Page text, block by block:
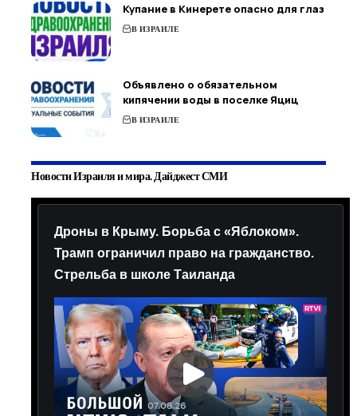
Купание в Кинерете опасно для глаз
В ИЗРАИЛЕ
Объявлено о обязательном
кипячении воды в поселке Яциц
В ИЗРАИЛЕ
Новости Израиля и мира. Дайджест СМИ